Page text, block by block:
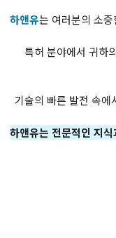
​하앤유는 여러분의 소
특허 분야에서 귀하
기술의 빠른 발전 속에
하앤유는 전문적인 지